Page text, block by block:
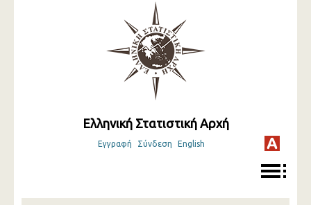
Ελληνική Στατιστική Αρχή
Εγγραφή Σύνδεση English